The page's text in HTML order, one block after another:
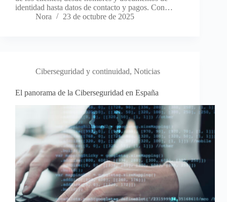
identidad hasta datos de contacto y pagos. Con…
Nora
23 de octubre de 2025
Ciberseguridad y continuidad, Noticias
El panorama de la Ciberseguridad en España